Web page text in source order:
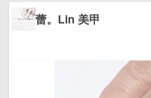
蕾。Lin 美甲